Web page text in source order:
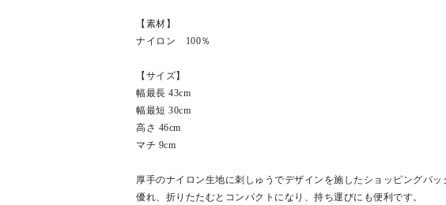
【素材】
ナイロン 100％
【サイズ】
幅最長 43cm
幅最短 30cm
高さ 46cm
マチ 9cm
厚手のナイロン生地に刺しゅうでデザインを施したショッピングバッ
優れ、折りたたむとコンパクトになり、持ち運びにも便利です。